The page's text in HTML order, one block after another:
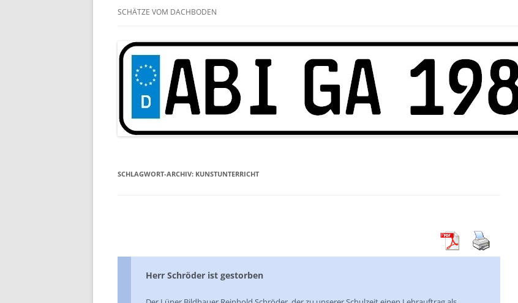
SCHÄTZE VOM DACHBODEN
SCHLAGWORT-ARCHIV: KUNSTUNTERRICHT
Herr Schröder ist gestorben